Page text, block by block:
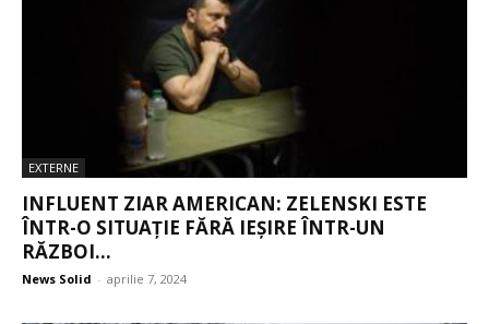
EXTERNE
INFLUENT ZIAR AMERICAN: ZELENSKI ESTE
ÎNTR-O SITUAȚIE FĂRĂ IEȘIRE ÎNTR-UN
RĂZBOI...
News Solid - aprilie 7, 2024